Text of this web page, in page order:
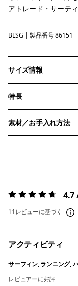
アトレード・サーテ
Blue Sage
BLSG | 製品番号 86151
サイズ情報
特長
素材／お手入れ方法
評価:4.7 / 5 4.7
11レビューに基づく
アクティビティ
サーフィン, ランニング,
レビュアーに好評